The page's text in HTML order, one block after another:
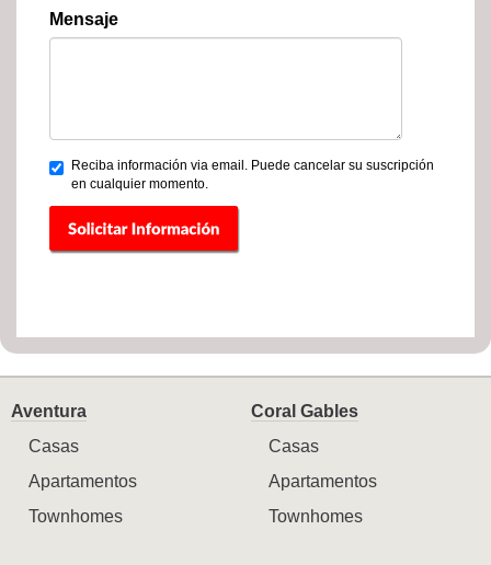
Mensaje
Reciba información via email. Puede cancelar su suscripción
en cualquier momento.
Aventura
Casas
Apartamentos
Townhomes
Coral Gables
Casas
Apartamentos
Townhomes